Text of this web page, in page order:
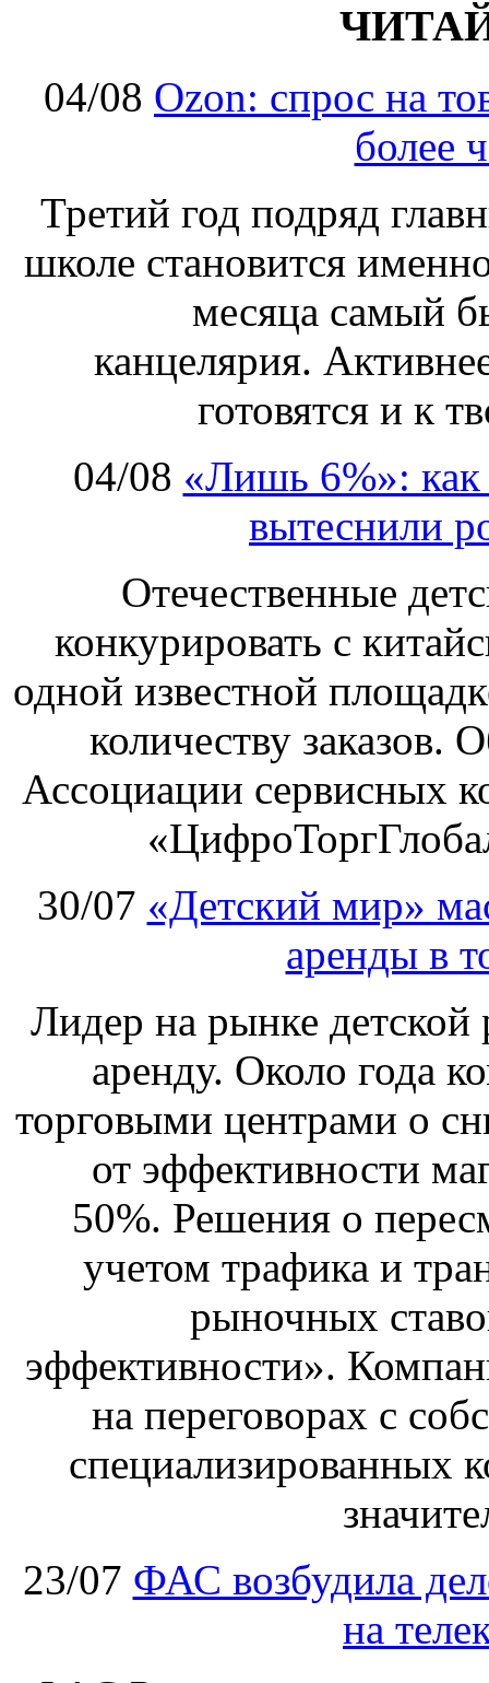
04/08 Ozon: спрос на
более
Третий год подряд
школе становится
месяца самый
канцелярия.
готовятся и к
04/08 «Лишь 6%»: как
вытеснили
Отечественные
конкурировать с
одной известной
количеству заказов.
Ассоциации сервисных
30/07 «Детский мир»
аренды в
Лидер на рынке детской
аренду. Около года
торговыми центрами о
от эффективности
50%. Решения о
учетом трафика и
рыночных
эффективности».
на переговорах с
специализированных
23/07 ФАС возбудила
на